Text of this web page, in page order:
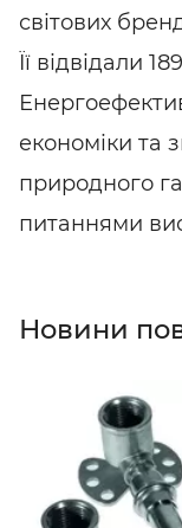
світових
Її відвідали
економіки та
природного
питаннями
Новини